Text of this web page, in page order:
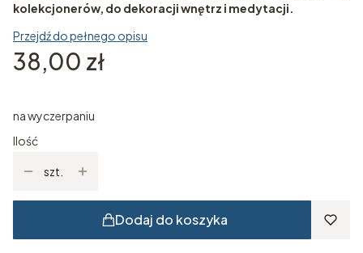
kolekcjonerów, do dekoracji wnętrz i medytacji.
Przejdź do pełnego opisu
Cena
38,00 zł
na wyczerpaniu
Ilość
szt.
Dodaj do koszyka